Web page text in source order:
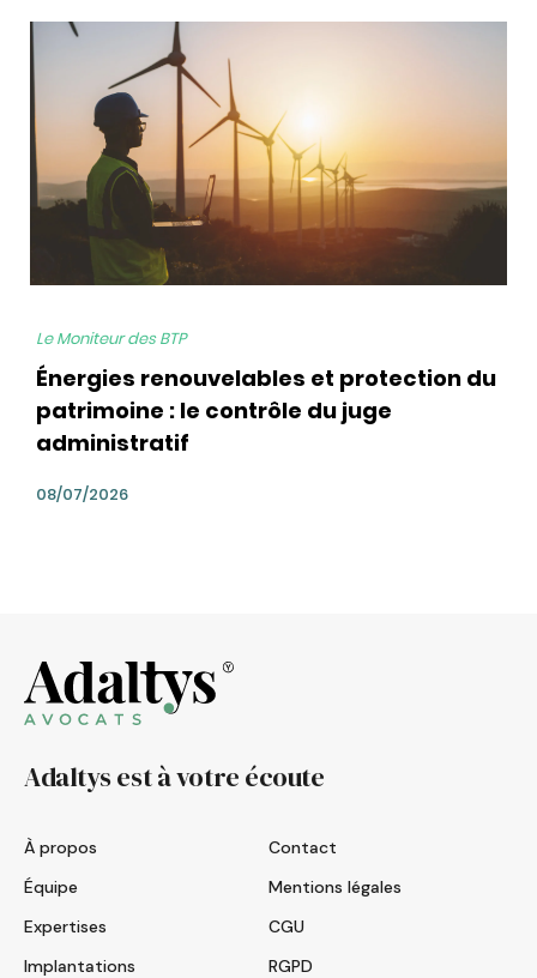
bg
Le Moniteur des BTP
Énergies renouvelables et protection du
patrimoine : le contrôle du juge
administratif
08/07/2026
Adaltys est à votre écoute
À propos
Équipe
Expertises
Implantations
Contact
Mentions légales
CGU
RGPD